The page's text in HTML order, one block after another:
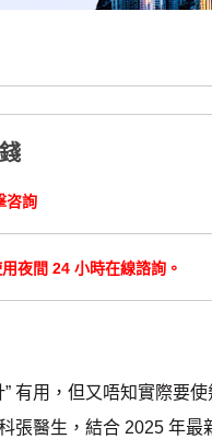
咨詢
夜間 24 小時在線諮詢。
有用，但又唔知實際要使
張醫生，結合 2025 年最